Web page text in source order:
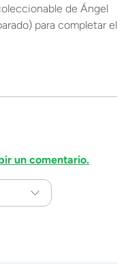
de Ángel
para completar el
un comentario.